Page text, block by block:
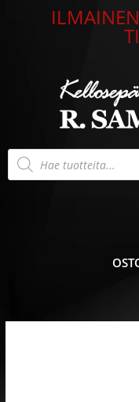
Products
search